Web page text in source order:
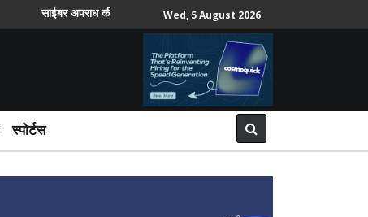
साईबर अपराध की सबसे ज्यादा शिकायतें वरिष्ठ नागरिकों और महिलाओं ने दर्ज कराईं
Wed, 5 August 2026
स्पोर्टस